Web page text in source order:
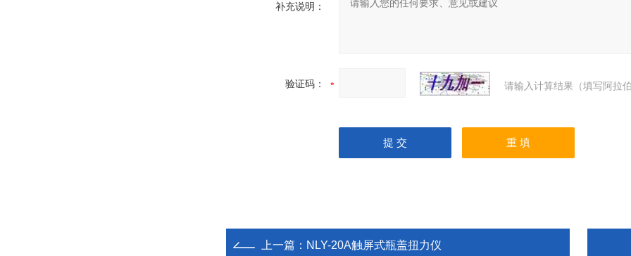
补充说明：
验证码： 请输入计算结果（填写阿拉
上一篇： NLY-20A触屏式瓶盖扭力仪